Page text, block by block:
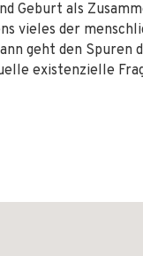
Geburt als
vieles der
geht den Spuren
existenzielle